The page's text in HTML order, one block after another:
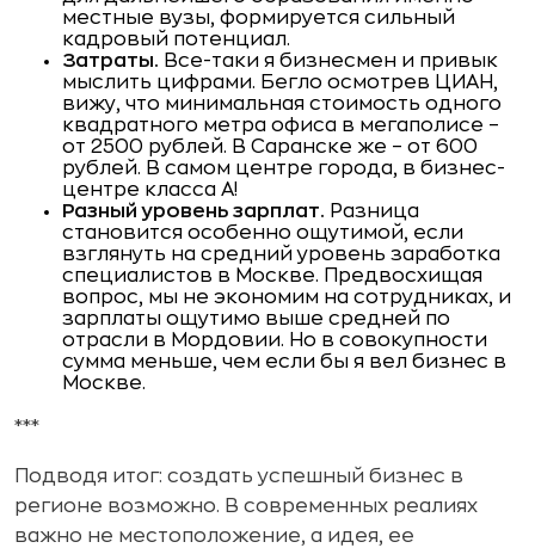
местные вузы, формируется сильный
кадровый потенциал.
Затраты. Все-таки я бизнесмен и привык
мыслить цифрами. Бегло осмотрев ЦИАН,
вижу, что минимальная стоимость одного
квадратного метра офиса в мегаполисе –
от 2500 рублей. В Саранске же – от 600
рублей. В самом центре города, в бизнес-
центре класса А!
Разный уровень зарплат. Разница
становится особенно ощутимой, если
взглянуть на средний уровень заработка
специалистов в Москве. Предвосхищая
вопрос, мы не экономим на сотрудниках, и
зарплаты ощутимо выше средней по
отрасли в Мордовии. Но в совокупности
сумма меньше, чем если бы я вел бизнес в
Москве.
***
Подводя итог: создать успешный бизнес в
регионе возможно. В современных реалиях
важно не местоположение, а идея, ее